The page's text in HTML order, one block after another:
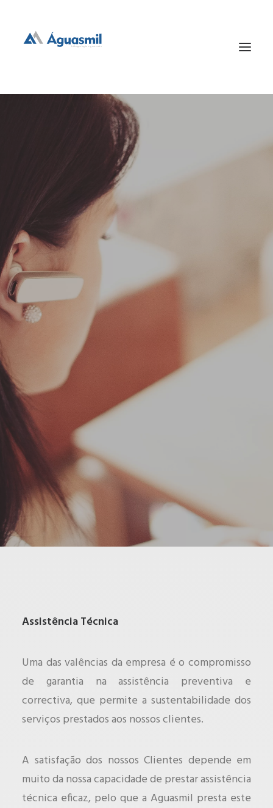
hidrogeologia e geotecnia
ORÇAMENTOS
Assistência Técnica
Uma das valências da empresa é o compromisso
de garantia na assistência preventiva e
correctiva, que permite a sustentabilidade dos
serviços prestados aos nossos clientes.
A satisfação dos nossos Clientes depende em
muito da nossa capacidade de prestar assistência
técnica eficaz, pelo que a Aguasmil presta este